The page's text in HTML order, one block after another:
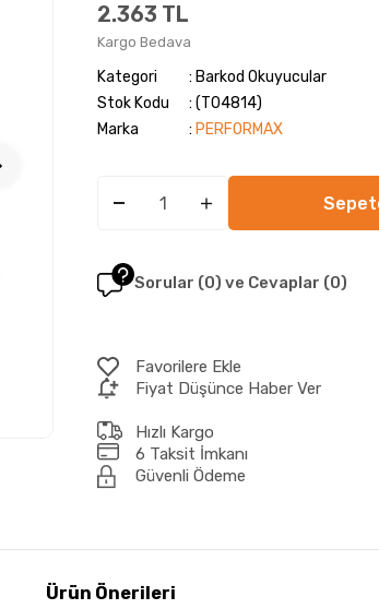
2.363 TL
Kargo Bedava
Kategori
Barkod Okuyucular
Stok Kodu
(T04814)
Marka
: PERFORMAX
Sorular (0) ve Cevaplar (0)
Favorilere Ekle
Fiyat Düşünce Haber Ver
Hızlı Kargo
6 Taksit İmkanı
Güvenli Ödeme
Ürün Önerileri